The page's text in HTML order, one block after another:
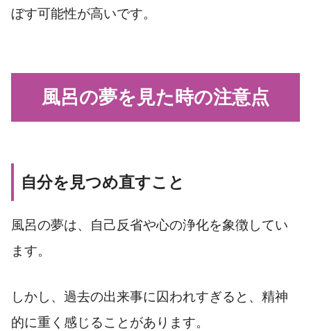
ぼす可能性が高いです。
風呂の夢を見た時の注意点
自分を見つめ直すこと
風呂の夢は、自己反省や心の浄化を象徴してい
ます。
しかし、過去の出来事に囚われすぎると、精神
的に重く感じることがあります。